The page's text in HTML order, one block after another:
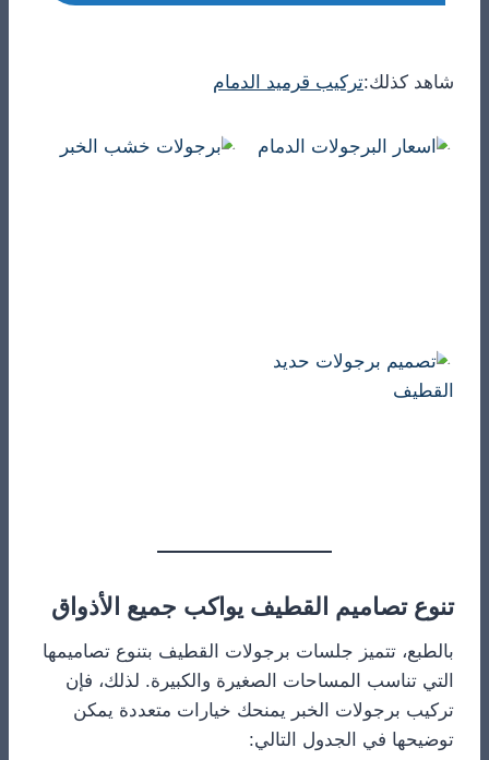
شاهد كذلك:تركيب قرميد الدمام
تنوع تصاميم القطيف يواكب جميع الأذواق
بالطبع، تتميز جلسات برجولات القطيف بتنوع تصاميمها
التي تناسب المساحات الصغيرة والكبيرة. لذلك، فإن
تركيب برجولات الخبر يمنحك خيارات متعددة يمكن
توضيحها في الجدول التالي: